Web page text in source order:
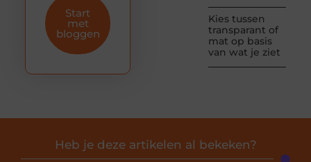
Kies tussen
transparant of
mat op basis
van wat je ziet
Start
met
bloggen
Heb je deze artikelen al bekeken?